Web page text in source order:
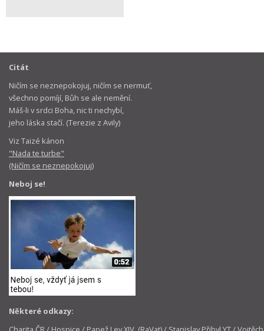
Citát
Ničím se neznepokojuj, ničím se nermuť,
všechno pomíjí, Bůh se ale nemění.
Máš-li v srdci Boha, nic ti nechybí,
jeho láska stačí. (Terezie z Avily)
Viz Taizé kánon
"Nada te turbe"
(Ničím se neznepokojuj)
Neboj se!
Některé odkazy: